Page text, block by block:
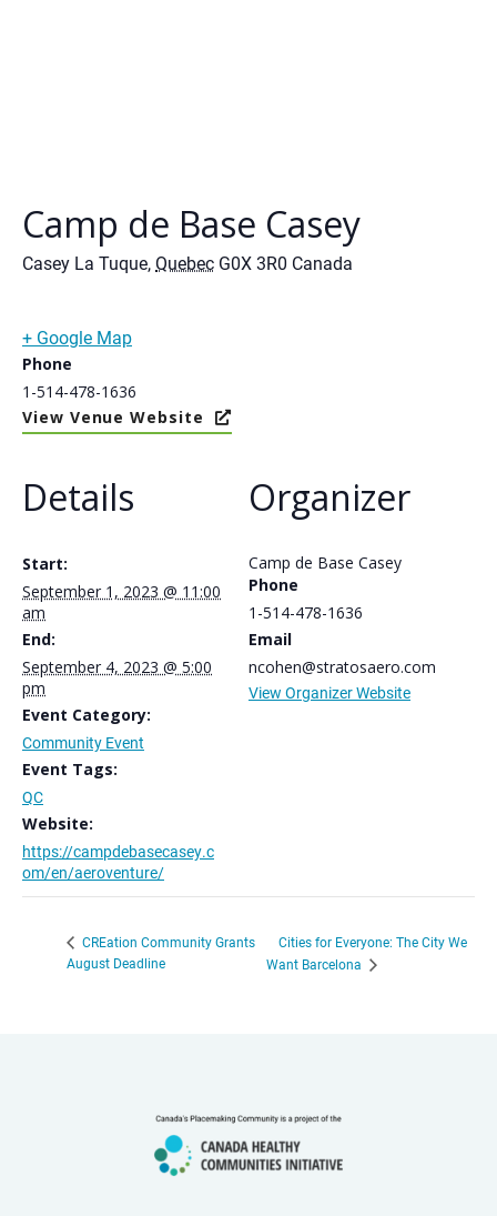
Details
Start:
September 1, 2023 @ 11:00
am
End:
September 4, 2023 @ 5:00
pm
Event Category:
Community Event
Event Tags:
QC
Website:
https://campdebasecasey.c
om/en/aeroventure/
Organizer
Camp de Base Casey
Phone
1-514-478-1636
Email
ncohen@stratosaero.com
View Organizer Website
Camp de Base Casey
Casey La Tuque,Quebec G0X 3R0 Canada
+ Google Map
Phone
1-514-478-1636
View Venue Website
CREation Community Grants
August Deadline
Cities for Everyone: The City We
Want Barcelona